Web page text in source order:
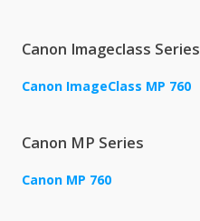
Canon Imageclass Series
Canon ImageClass MP 760
Canon MP Series
Canon MP 760